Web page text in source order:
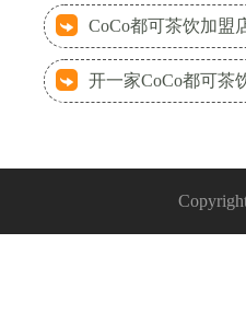
CoCo都可茶饮加盟
开一家CoCo都可茶